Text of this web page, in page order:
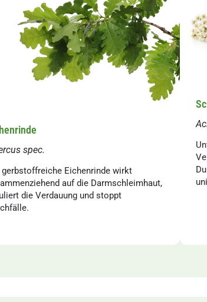
spec.
gerbstoffreiche Eichenrinde wirkt
auf die Darmschleimhaut,
die Verdauung und stoppt